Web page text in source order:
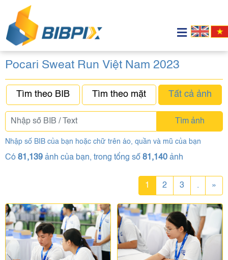
Pocari Sweat Run Việt Nam 2023
Tìm theo BIB Tìm theo mặt Tất cả ảnh
Tìm ảnh
Nhập số BIB của bạn hoặc chữ trên áo, quần và mũ của bạn
Có 81,139 ảnh của bạn, trong tổng số 81,140 ảnh
1 2 3 . »